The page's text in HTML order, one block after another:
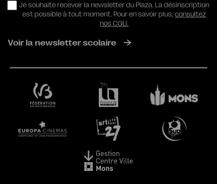
RGPD
Je souhaite recevoir la newsletter du Plaza. La désinscription
est possible à tout moment. Pour en savoir plus,consultez
nos CGU.
Voir la newsletter scolaire